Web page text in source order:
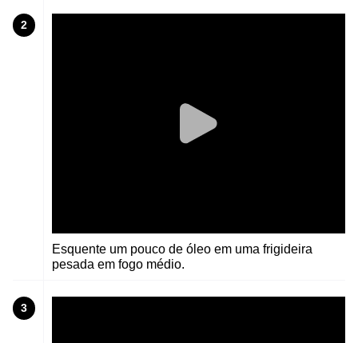
2
Esquente um pouco de óleo em uma frigideira
pesada em fogo médio.
3